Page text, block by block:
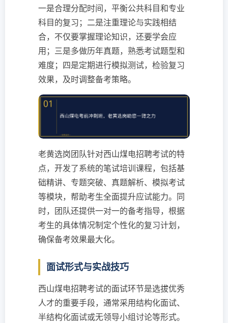
一是合理分配时间，平衡公共科目和专业
科目的复习；二是注重理论与实践相结
合，不仅要掌握理论知识，还要学会应
用；三是多做历年真题，熟悉考试题型和
难度；四是定期进行模拟测试，检验复习
效果，及时调整备考策略。
老黄选岗团队针对西山煤电招聘考试的特
点，开发了系统的笔试培训课程，包括基
础精讲、专题突破、真题解析、模拟考试
等模块，帮助考生全面提升应试能力。同
时，团队还提供一对一的备考指导，根据
考生的具体情况制定个性化的复习计划，
确保备考效果最大化。
面试形式与实战技巧
西山煤电招聘考试的面试环节是选拔优秀
人才的重要手段，通常采用结构化面试、
半结构化面试或无领导小组讨论等形式。